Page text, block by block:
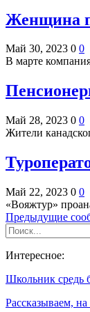
Женщина
Май 30, 2023 0 0
В марте
Май 28, 2023 0 0
Жители
Май 22, 2023 0 0
«Вояжтур»
Предыдущие
Интересное:
Школьник средь
Рассказываем,